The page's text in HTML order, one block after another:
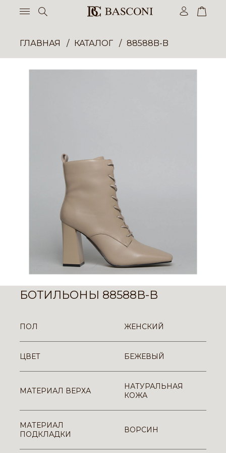
ГЛАВНАЯ КАТАЛОГ 88588B-B
БОТИЛЬОНЫ 88588B-B
ПОЛ ЖЕНСКИЙ
ЦВЕТ БЕЖЕВЫЙ
МАТЕРИАЛ ВЕРХА
НАТУРАЛЬНАЯ
КОЖА
МАТЕРИАЛ
ПОДКЛАДКИ
ВОРСИН